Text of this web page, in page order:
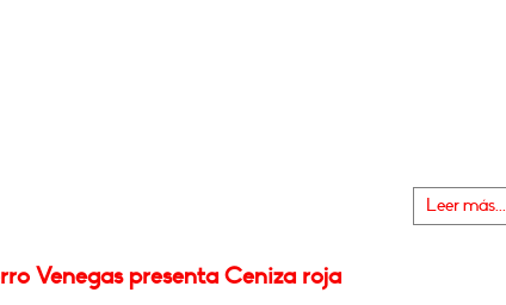
Leer más...
Venegas presenta Ceniza roja